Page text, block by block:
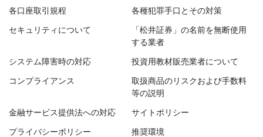
各口座取引規程 各種犯罪手口とその対策
セキュリティについて
「松井証券」の名前を無断使用
する業者
システム障害時の対応 投資用教材販売業者について
コンプライアンス
取扱商品のリスクおよび手数料
等の説明
金融サービス提供法への対応 サイトポリシー
プライバシーポリシー 推奨環境